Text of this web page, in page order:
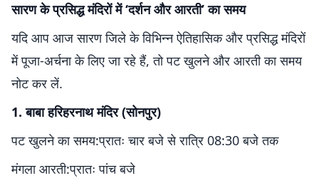
सारण के प्रसिद्ध मंदिरों में ‘दर्शन और आरती’ का समय
यदि आप आज सारण जिले के विभिन्न ऐतिहासिक और प्रसिद्ध मंदिरों
में पूजा-अर्चना के लिए जा रहे हैं, तो पट खुलने और आरती का समय
नोट कर लें.
1. बाबा हरिहरनाथ मंदिर (सोनपुर)
पट खुलने का समय:प्रातः चार बजे से रात्रि 08:30 बजे तक
मंगला आरती:प्रातः पांच बजे